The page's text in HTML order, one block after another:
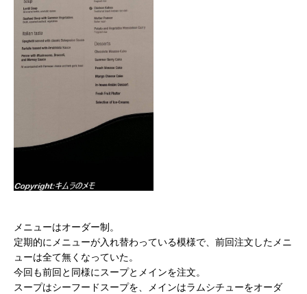
メニューはオーダー制。
定期的にメニューが入れ替わっている模様で、前回注文したメニ
ューは全て無くなっていた。
今回も前回と同様にスープとメインを注文。
スープはシーフードスープを、メインはラムシチューをオーダ